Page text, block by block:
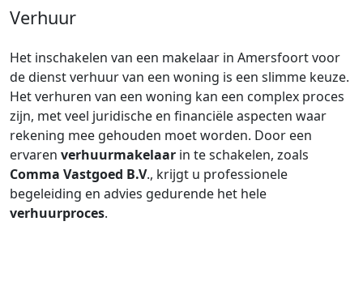
Verhuur
Het inschakelen van een makelaar in Amersfoort voor
de dienst verhuur van een woning is een slimme keuze.
Het verhuren van een woning kan een complex proces
zijn, met veel juridische en financiële aspecten waar
rekening mee gehouden moet worden. Door een
ervaren verhuurmakelaar in te schakelen, zoals
Comma Vastgoed B.V., krijgt u professionele
begeleiding en advies gedurende het hele
verhuurproces.